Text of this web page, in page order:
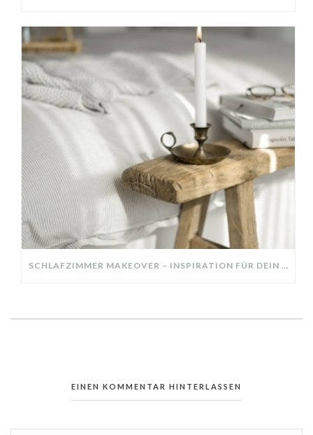
SCHLAFZIMMER MAKEOVER – INSPIRATION FÜR DEIN SCHLAFZIMMER: AUS ALT MACH NEU – HELL, GEMÜTLICH UND EINLADEND
EINEN KOMMENTAR HINTERLASSEN